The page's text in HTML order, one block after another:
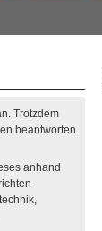
Trotzdem
beantworten
anhand